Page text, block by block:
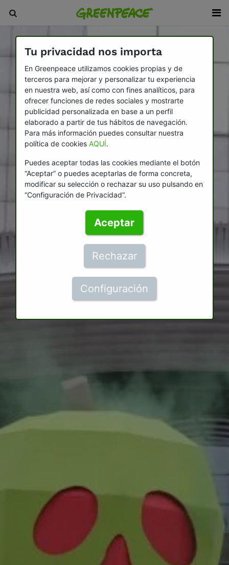
Tu privacidad nos importa
En Greenpeace utilizamos cookies propias y de
terceros para mejorar y personalizar tu experiencia
en nuestra web, así como con fines analíticos, para
ofrecer funciones de redes sociales y mostrarte
publicidad personalizada en base a un perfil
elaborado a partir de tus hábitos de navegación.
Para más información puedes consultar nuestra
política de cookies AQUÍ.
Puedes aceptar todas las cookies mediante el botón
“Aceptar” o puedes aceptarlas de forma concreta,
modificar su selección o rechazar su uso pulsando en
“Configuración de Privacidad”.
Aceptar
Rechazar
Configuración